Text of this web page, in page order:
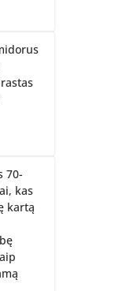
70-
kas
kartą